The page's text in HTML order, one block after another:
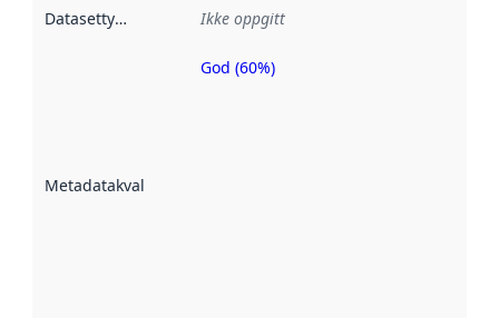
Datasettype Ikke oppgitt
Metadatakvalitet
Metadatakvalitet
God (60%)